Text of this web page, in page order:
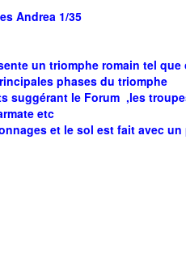
Andrea 1/35
un triomphe romain tel
phases du triomphe
suggérant le Forum ,les
etc
et le sol est fait avec